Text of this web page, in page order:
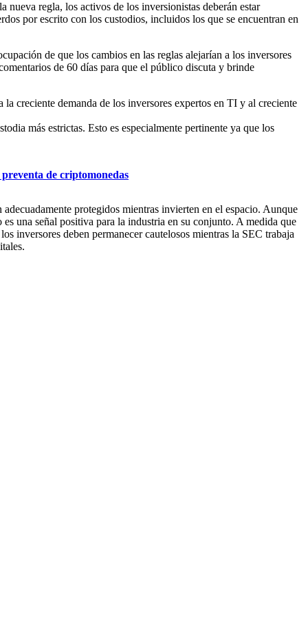
nueva regla, los activos de los inversionistas deberán estar
por escrito con los custodios, incluidos los que se encuentran en
de que los cambios en las reglas alejarían a los inversores
de 60 días para que el público discuta y brinde
creciente demanda de los inversores expertos en TI y al creciente
más estrictas. Esto es especialmente pertinente ya que los
de criptomonedas
protegidos mientras invierten en el espacio. Aunque
una señal positiva para la industria en su conjunto. A medida que
inversores deben permanecer cautelosos mientras la SEC trabaja